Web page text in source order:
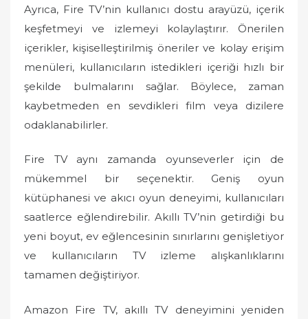
Ayrıca, Fire TV’nin kullanıcı dostu arayüzü, içerik
keşfetmeyi ve izlemeyi kolaylaştırır. Önerilen
içerikler, kişiselleştirilmiş öneriler ve kolay erişim
menüleri, kullanıcıların istedikleri içeriği hızlı bir
şekilde bulmalarını sağlar. Böylece, zaman
kaybetmeden en sevdikleri film veya dizilere
odaklanabilirler.
Fire TV aynı zamanda oyunseverler için de
mükemmel bir seçenektir. Geniş oyun
kütüphanesi ve akıcı oyun deneyimi, kullanıcıları
saatlerce eğlendirebilir. Akıllı TV’nin getirdiği bu
yeni boyut, ev eğlencesinin sınırlarını genişletiyor
ve kullanıcıların TV izleme alışkanlıklarını
tamamen değiştiriyor.
Amazon Fire TV, akıllı TV deneyimini yeniden